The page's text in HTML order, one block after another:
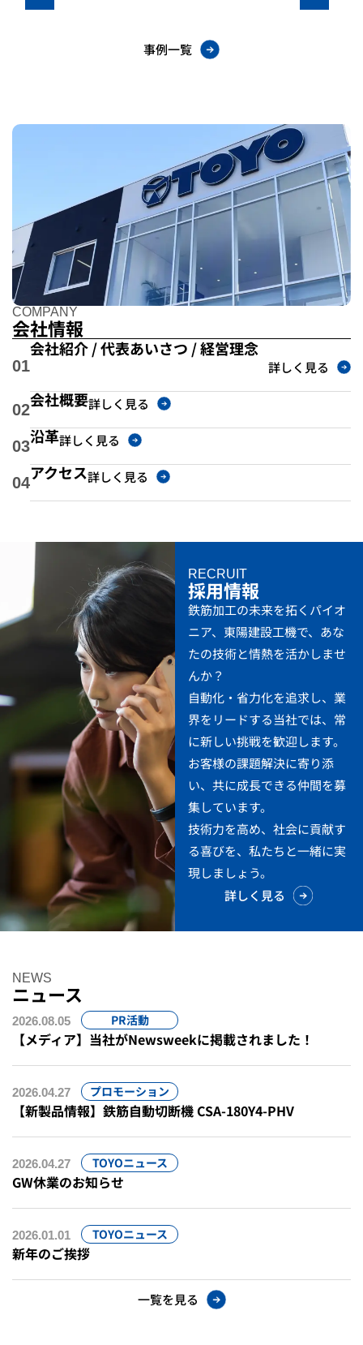
事例一覧
COMPANY
会社情報
01
会社紹介 / 代表あいさつ / 経営理念
詳しく見る
02
会社概要詳しく見る
03
沿革詳しく見る
04
アクセス詳しく見る
RECRUIT
採用情報
鉄筋加工の未来を拓くパイオ
ニア、東陽建設工機で、あな
たの技術と情熱を活かしませ
んか？
自動化・省力化を追求し、業
界をリードする当社では、常
に新しい挑戦を歓迎します。
お客様の課題解決に寄り添
い、共に成長できる仲間を募
集しています。
技術力を高め、社会に貢献す
る喜びを、私たちと一緒に実
現しましょう。
詳しく見る
NEWS
ニュース
2026.08.05 PR活動
【メディア】当社がNewsweekに掲載されました！
2026.04.27 プロモーション
【新製品情報】鉄筋自動切断機 CSA-180Y4-PHV
2026.04.27 TOYOニュース
GW休業のお知らせ
2026.01.01 TOYOニュース
新年のご挨拶
一覧を見る